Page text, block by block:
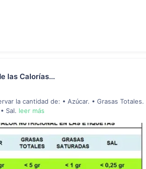
las Calorías...
la cantidad de: • Azúcar. • Grasas Totales.
Sal. leer más